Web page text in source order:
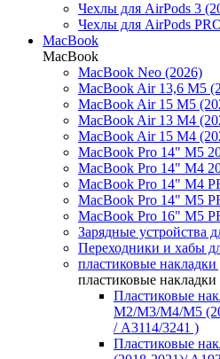
Чехлы для AirPods 3
Чехлы для AirPods
MacBook
MacBook
MacBook Neo (2026)
MacBook Air 13,6 M5
MacBook Air 15 M5
MacBook Air 13 M4
MacBook Air 15 M4
MacBook Pro 14" M5
MacBook Pro 14" M4
MacBook Pro 14" M4
MacBook Pro 14" M5
MacBook Pro 16" M5
Зарядные устройства
Переходники и хабы
пластиковые
пластиковые
Пластиковые
M2/M3/M4/M5
/ А3114/3241 )
Пластиковые